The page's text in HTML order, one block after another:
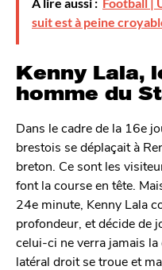
suit est à peine
Kenny Lala,
homme du
Dans le cadre de la 16e
brestois se déplaçait à
breton. Ce sont les
font la course en tête.
24e minute, Kenny Lala
profondeur, et décide de
celui-ci ne verra jamais
latéral droit se troue et